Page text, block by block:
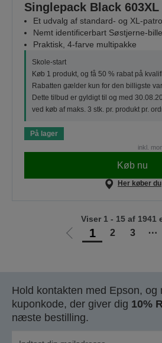
Singlepack Black
Et udvalg af standard- og XL-
Nemt identificerbart Søstjerne-
Praktisk, 4-farve multipakke
Skole-start
Køb 1 produkt, og få 50 % rabat på
Rabatten gælder kun for den billigste
Dette tilbud er gyldigt til og med
ved køb af maks. 3 stk. pr. produkt pr.
På lager
inkl.
Køb nu
Her køber du
Gå
1 2 3 ⋯
Viser 1 - 15 af 1941
Hold kontakten med Epson, og
kuponkode, der giver dig 10%
næste bestilling.